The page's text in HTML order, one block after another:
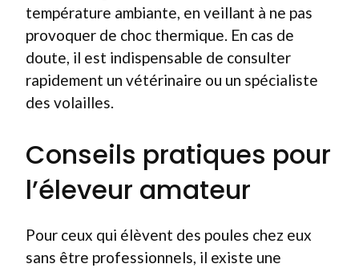
température ambiante, en veillant à ne pas
provoquer de choc thermique. En cas de
doute, il est indispensable de consulter
rapidement un vétérinaire ou un spécialiste
des volailles.
Conseils pratiques pour
l’éleveur amateur
Pour ceux qui élèvent des poules chez eux
sans être professionnels, il existe une